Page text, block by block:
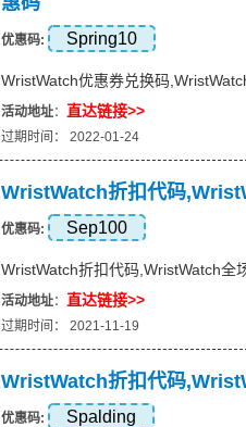
优惠码: Spring10
WristWatch优惠券兑换码
活动地址： 直达链接>>
过期时间： 2022-01-24
WristWatch折扣代码
优惠码: Sep100
WristWatch折扣代码,WristWatch全
活动地址： 直达链接>>
过期时间： 2021-11-19
WristWatch折扣代码
优惠码: Spalding